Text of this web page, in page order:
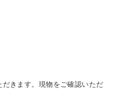
きます。現物をご確認いただ